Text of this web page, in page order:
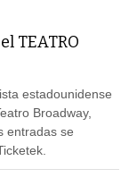
TEATRO
estadounidense
Broadway,
entradas se